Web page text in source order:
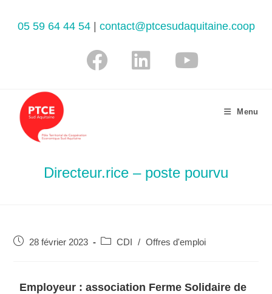
05 59 64 44 54| contact@ptcesudaquitaine.coop
Menu
Directeur.rice – poste pourvu
28 février 2023 CDI / Offres d'emploi
Employeur : association Ferme Solidaire de